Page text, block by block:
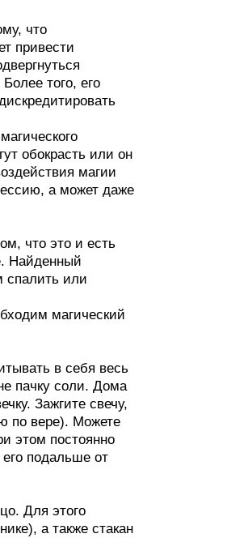
что
привести
того, его
обокрасть или он
магии
а может даже
что это и есть
Найденный
спалить или
магический
в себя весь
пачку соли. Дома
Зажгите свечу,
по вере). Можете
этом постоянно
подальше от
Для этого
а также стакан